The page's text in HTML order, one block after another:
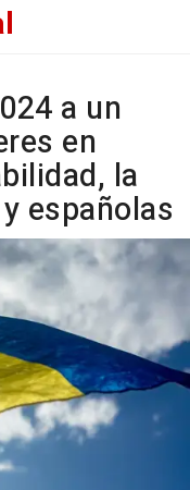
a un
en
la
españolas